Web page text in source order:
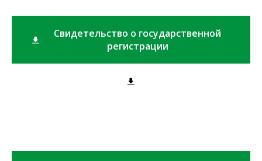
Свидетельство о государственной
регистрации